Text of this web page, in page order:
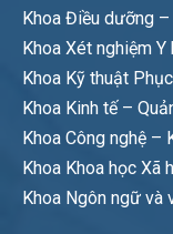
Khoa Điều dưỡng
Khoa Xét nghiệm Y
Khoa Kỹ thuật
Khoa Kinh tế –
Khoa Công nghệ –
Khoa Khoa học Xã
Khoa Ngôn ngữ và